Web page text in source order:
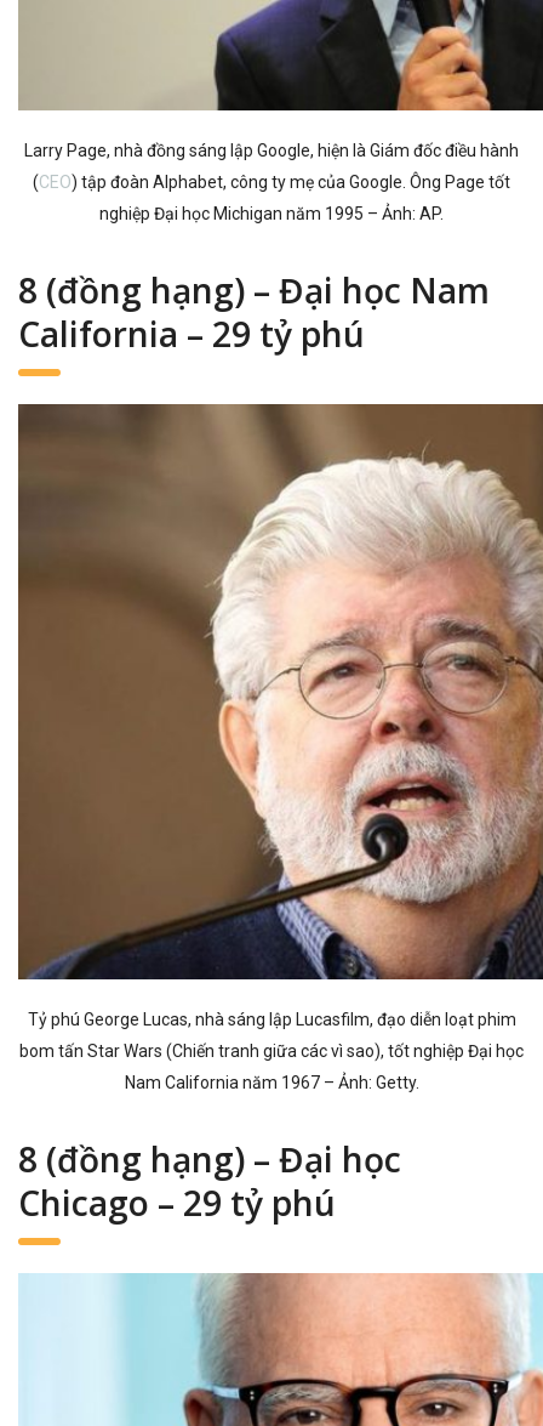
Larry Page, nhà đồng sáng lập Google, hiện là Giám đốc điều hành
(CEO) tập đoàn Alphabet, công ty mẹ của Google. Ông Page tốt
nghiệp Đại học Michigan năm 1995 – Ảnh: AP.
8 (đồng hạng) – Đại học Nam
California – 29 tỷ phú
Tỷ phú George Lucas, nhà sáng lập Lucasfilm, đạo diễn loạt phim
bom tấn Star Wars (Chiến tranh giữa các vì sao), tốt nghiệp Đại học
Nam California năm 1967 – Ảnh: Getty.
8 (đồng hạng) – Đại học
Chicago – 29 tỷ phú